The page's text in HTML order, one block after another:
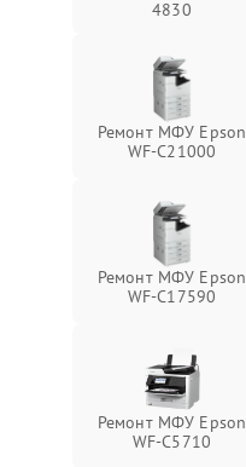
4830
Ремонт МФУ Epson
WF-C21000
Ремонт МФУ Epson
WF-C17590
Ремонт МФУ Epson
WF-C5710